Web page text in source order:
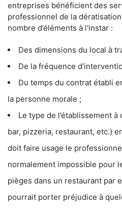
entreprises bénéficient des
professionnel de la
nombre d’éléments à l'instar :
Des dimensions du local à
De la fréquence
Du temps du contrat établi
la personne morale ;
Le type de l’établissement
bar, pizzeria, restaurant, etc.)
doit faire usage le
normalement impossible pour
pièges dans un restaurant par
pourrait porter préjudice à